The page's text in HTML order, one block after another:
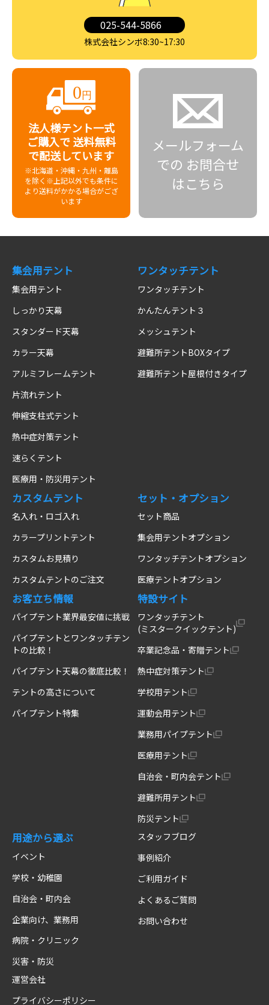
025-544-5866
株式会社シンボ8:30~17:30
法人様テント一式
ご購入で送料無料
で配送しています
※北海道・沖縄・九州・離島
を除く ※上記以外でも条件に
より送料がかかる場合がござ
います
メールフォーム
での お問合せ
はこちら
集会用テント
集会用テント
しっかり天幕
スタンダード天幕
カラー天幕
アルミフレームテント
片流れテント
伸縮支柱式テント
熱中症対策テント
速らくテント
医療用・防災用テント
ワンタッチテント
ワンタッチテント
かんたんテント３
メッシュテント
避難所テントBOXタイプ
避難所テント屋根付きタイプ
カスタムテント
名入れ・ロゴ入れ
カラープリントテント
カスタムお見積り
カスタムテントのご注文
セット・オプション
セット商品
集会用テントオプション
ワンタッチテントオプション
医療テントオプション
お客立ち情報
パイプテント業界最安値に挑戦
パイプテントとワンタッチテン
トの比較！
パイプテント天幕の徹底比較！
テントの高さについて
パイプテント特集
特設サイト
ワンタッチテント
(ミスタークイックテント)
卒業記念品・寄贈テント
熱中症対策テント
学校用テント
運動会用テント
業務用パイプテント
医療用テント
自治会・町内会テント
避難所用テント
防災テント
用途から選ぶ
イベント
学校・幼稚園
自治会・町内会
企業向け、業務用
病院・クリニック
災害・防災
スタッフブログ
事例紹介
ご利用ガイド
よくあるご質問
お問い合わせ
運営会社
プライバシーポリシー